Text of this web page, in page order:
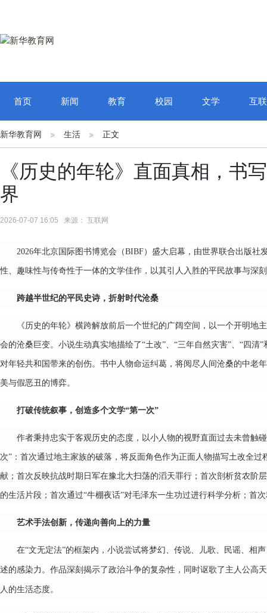
首页 新闻 教育 校园 文学 互
新华教育网 生活 正文
《历史的年轮》直面真相，书
界
2026-07-07 16:05 来源： 互联网
2026年北京国际图书博览会（BIBF）盛大启幕，由世界联合出版
性、趣味性与传奇性于一体的文学佳作，以其引人入胜的平民故事与深
跨越半世纪的平民史诗，折射时代沧桑
《历史的年轮》 横跨解放前后一个世纪的广阔空间 ，以一个开明地
会的沧桑巨变。小说生动真实地描绘了“土改”、“三年自然灾害”、“四清
对年轻共和国带来的创伤。书中人物命运纠葛，将阅尽人间沧桑的中老
美与假恶丑的博弈。
打破传统叙事，创造多个文学“第一次”
作者秉持忠实于客观历史的态度，以小人物的视野直面过去未曾触
次”：首次通过地主家族的破落，将反面角色作为正面人物描写土改全
献；首次反映抗战时期日军在豫北大扫荡的滔天罪行；首次剖析贫农阶
的生活片段；首次通过“牛棚夜话”对毛泽东一生功过进行科学分析；首
艺术手法创新，传递向善向上的力量
在“文无定法”的框架内，小说尝试将梦幻、传说、儿歌、民谣、相
述的感染力。作品深刻揭示了政治斗争的复杂性，同时讴歌了主人公高
人的生活态度。